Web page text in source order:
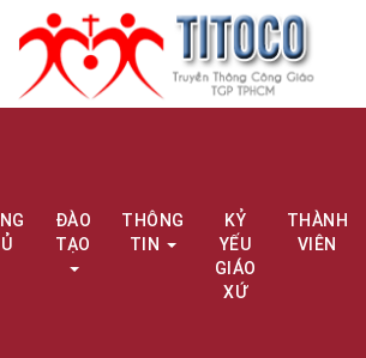
ĐÀO
TẠO
THÔNG
TIN
KỶ
YẾU
GIÁO
XỨ
THÀNH
VIÊN